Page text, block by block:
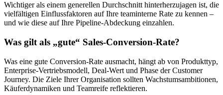
Wichtiger als einem generellen Durchschnitt hinterherzujagen ist, die
vielfältigen Einflussfaktoren auf Ihre teaminterne Rate zu kennen –
und wie diese auf Ihre Pipeline-Abdeckung einzahlen.
Was gilt als „gute“ Sales-Conversion-Rate?
Was eine gute Conversion-Rate ausmacht, hängt ab von Produkttyp,
Enterprise-Vertriebsmodell, Deal-Wert und Phase der Customer
Journey. Die Ziele Ihrer Organisation sollten Wachstumsambitionen,
Käuferdynamiken und Teamreife reflektieren.